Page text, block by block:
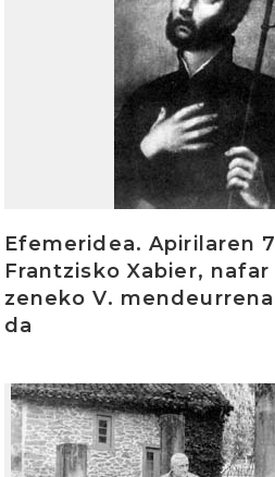
Efemeridea. Apirilaren
Frantzisko Xabier,
zeneko V.
da
Irakurri